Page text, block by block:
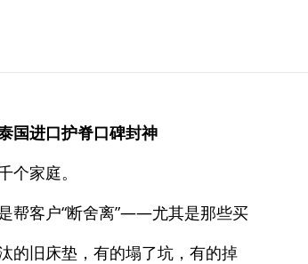
国进口护脊口碑封神
家庭。
帮客户“断舍离”——尤其是那些买
的旧床垫，有的塌了坑，有的掉